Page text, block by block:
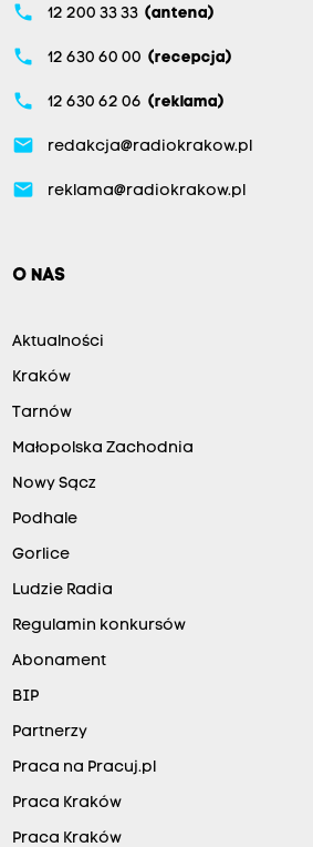
phone 12 200 33 33 (antena)
phone 12 630 60 00 (recepcja)
phone 12 630 62 06 (reklama)
email redakcja@radiokrakow.pl
email reklama@radiokrakow.pl
O NAS
Aktualności
Kraków
Tarnów
Małopolska Zachodnia
Nowy Sącz
Podhale
Gorlice
Ludzie Radia
Regulamin konkursów
Abonament
BIP
Partnerzy
Praca na Pracuj.pl
Praca Kraków
Praca Kraków